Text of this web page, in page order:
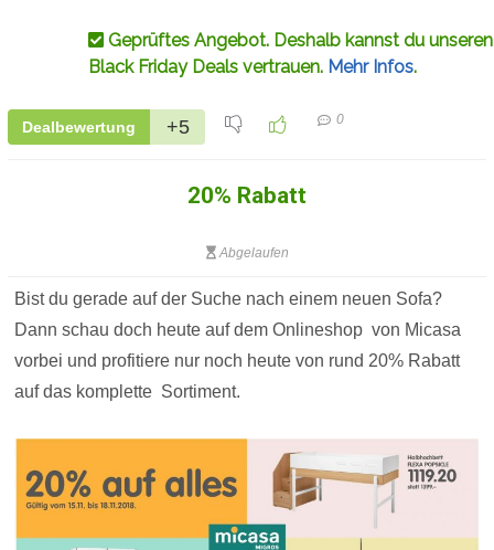
Geprüftes Angebot. Deshalb kannst du unseren
Black Friday Deals vertrauen. Mehr Infos.
Dealbewertung +5 0
20% Rabatt
Abgelaufen
Bist du gerade auf der Suche nach einem neuen Sofa?
Dann schau doch heute auf dem Onlineshop von Micasa
vorbei und profitiere nur noch heute von rund 20% Rabatt
auf das komplette Sortiment.